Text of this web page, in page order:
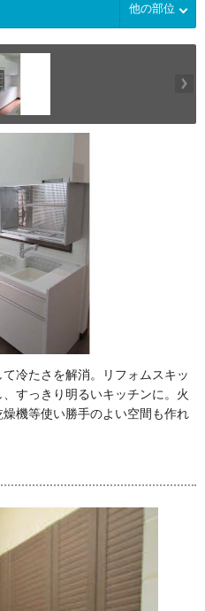
他の部位
冷たさを解消。リフォムスキッ
すっきり明るいキッチンに。火
機等使い勝手のよい空間も作れ